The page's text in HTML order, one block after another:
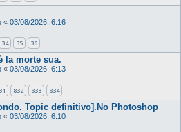
« 03/08/2026, 6:16
34 35 36
la morte sua.
« 03/08/2026, 6:13
832 833 834
Topic definitivo].No Photoshop
« 03/08/2026, 6:10